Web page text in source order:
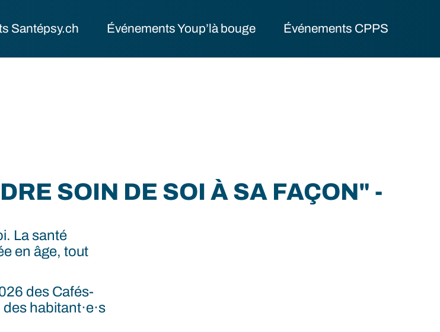
Santépsy.ch Événements Youp’là bouge Événements CPPS
SOIN DE SOI À SA FAÇON" -
La santé
en âge, tout
des Cafés-
habitant·e·s